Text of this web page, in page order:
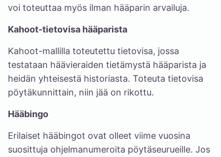
voi toteuttaa myös ilman hääparin arvailuja.
Kahoot-tietovisa hääparista
Kahoot-mallilla toteutettu tietovisa, jossa
testataan häävieraiden tietämystä hääparista ja
heidän yhteisestä historiasta. Toteuta tietovisa
pöytäkunnittain, niin jää on rikottu.
Hääbingo
Erilaiset hääbingot ovat olleet viime vuosina
suosittuja ohjelmanumeroita pöytäseurueille. Jos